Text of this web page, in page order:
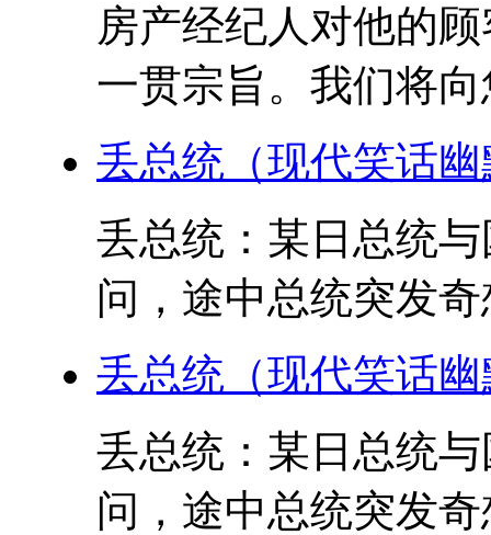
房产经纪人对他的
一贯宗旨。我们将
丢总统（现代笑话
丢总统：某日总统
问，途中总统突发
丢总统（现代笑话
丢总统：某日总统
问，途中总统突发